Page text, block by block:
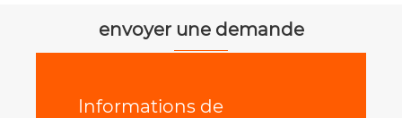
envoyer une demande
Informations de